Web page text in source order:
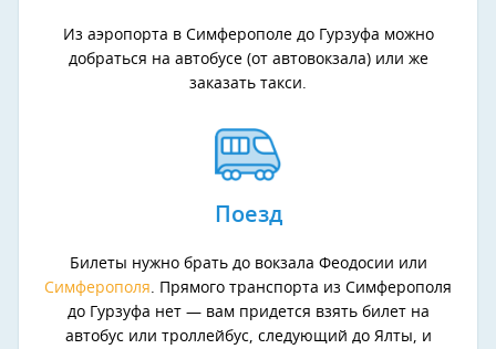
Из аэропорта в Симферополе до Гурзуфа можно
добраться на автобусе (от автовокзала) или же
заказать такси.
Поезд
Билеты нужно брать до вокзала Феодосии или
Симферополя. Прямого транспорта из Симферополя
до Гурзуфа нет — вам придется взять билет на
автобус или троллейбус, следующий до Ялты, и